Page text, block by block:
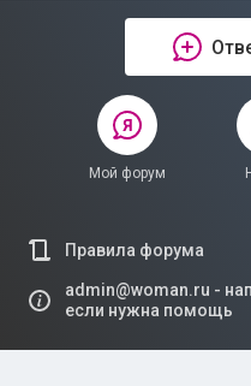
Мой форум
Правила форума
admin@woman.ru -
если нужна помощь